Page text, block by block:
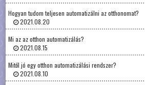
Hogyan tudom teljesen automatizálni az otthonomat?
2021.08.20
Mi az az otthon automatizálás?
2021.08.15
Mitől jó egy otthon automatizálási rendszer?
2021.08.10